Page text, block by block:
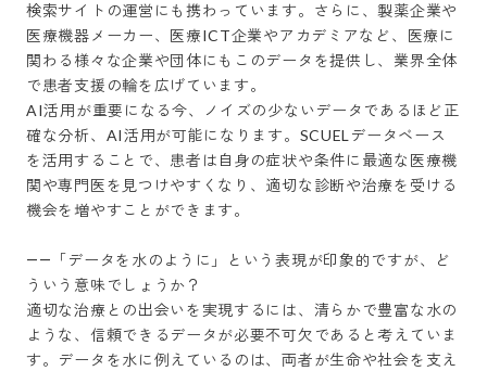
検索サイトの運営にも携わっています。さらに、製薬企業や
医療機器メーカー、医療ICT企業やアカデミアなど、医療に
関わる様々な企業や団体にもこのデータを提供し、業界全体
で患者支援の輪を広げています。
AI活用が重要になる今、ノイズの少ないデータであるほど正
確な分析、AI活用が可能になります。SCUELデータベース
を活用することで、患者は自身の症状や条件に最適な医療機
関や専門医を見つけやすくなり、適切な診断や治療を受ける
機会を増やすことができます。
――「データを水のように」という表現が印象的ですが、ど
ういう意味でしょうか？
適切な治療との出会いを実現するには、清らかで豊富な水の
ような、信頼できるデータが必要不可欠であると考えていま
す。データを水に例えているのは、両者が生命や社会を支え